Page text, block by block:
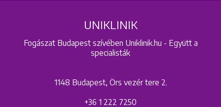
UNIKLINIK
Fogászat Budapest szívében Uniklinik.hu - Együtt a
specialisták
1148 Budapest, Örs vezér tere 2.
+36 1 222 7250